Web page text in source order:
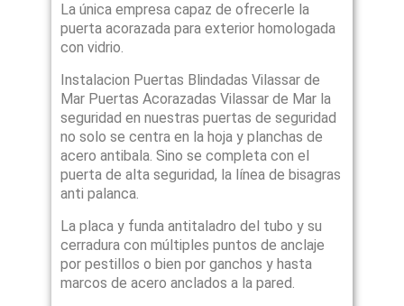
La única empresa capaz de ofrecerle la
puerta acorazada para exterior homologada
con vidrio.
Instalacion Puertas Blindadas Vilassar de
Mar Puertas Acorazadas Vilassar de Mar la
seguridad en nuestras puertas de seguridad
no solo se centra en la hoja y planchas de
acero antibala. Sino se completa con el
puerta de alta seguridad, la línea de bisagras
anti palanca.
La placa y funda antitaladro del tubo y su
cerradura con múltiples puntos de anclaje
por pestillos o bien por ganchos y hasta
marcos de acero anclados a la pared.